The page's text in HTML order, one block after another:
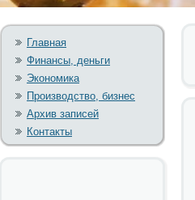
Главная
Финансы, деньги
Экономика
Производство, бизнес
Архив записей
Контакты